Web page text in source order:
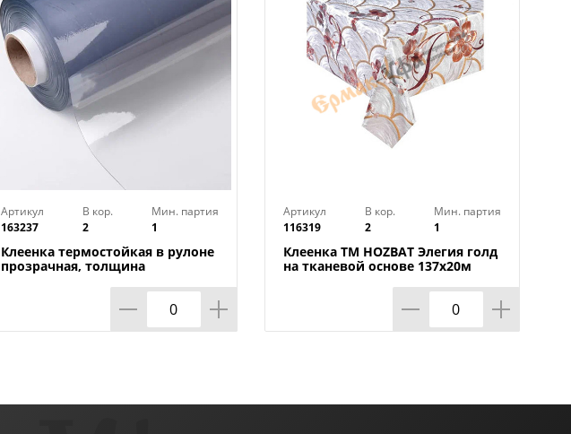
Артикул
163237
В кор.
2
Мин. партия
1
Клеенка термостойкая в рулоне
прозрачная, толщина
Артикул
116319
В кор.
2
Мин. партия
1
Клеенка TM HOZBAT Элегия голд
на тканевой основе 137х20м